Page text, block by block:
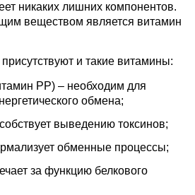
никаких лишних компонентов.
веществом является витамин
и такие витамины:
РР) – необходим для
обмена;
выведению токсинов;
обменные процессы;
за функцию белкового